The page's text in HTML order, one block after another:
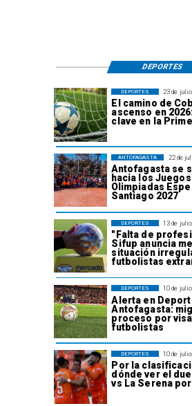
23 de
El camino de
ascenso en
clave en la
DEPORTES
22 de
Antofagasta se
hacia los
Olimpiadas
Santiago 2027
ANTOFAGASTA
13 de
"Falta de
Sifup anuncia
situación
futbolistas
DEPORTES
10 de
Alerta en
Antofagasta:
proceso por
futbolistas
DEPORTES
10 de
Por la
dónde ver el
vs La Serena
DEPORTES
DEPORTES